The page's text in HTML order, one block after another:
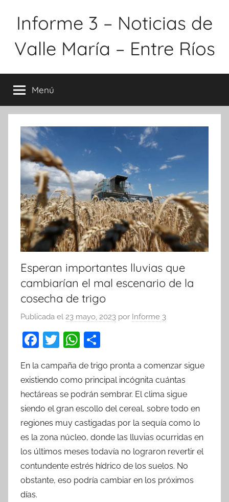
Informe 3 – Noticias de
Valle María – Entre Ríos
Menú
Esperan importantes lluvias que
cambiarían el mal escenario de la
cosecha de trigo
Publicada el 23 mayo, 2023 por Informe 3
F
c
e
b
o
o
k
T
itt
er
W
at
s
A
p
p
m
p
ar
tir
En la campaña de trigo pronta a comenzar sigue
existiendo como principal incógnita cuántas
hectáreas se podrán sembrar. El clima sigue
siendo el gran escollo del cereal, sobre todo en
regiones muy castigadas por la sequía como lo
es la zona núcleo, donde las lluvias ocurridas en
los últimos meses todavía no lograron revertir el
contundente estrés hídrico de los suelos. No
obstante, eso podría cambiar en los próximos
días.